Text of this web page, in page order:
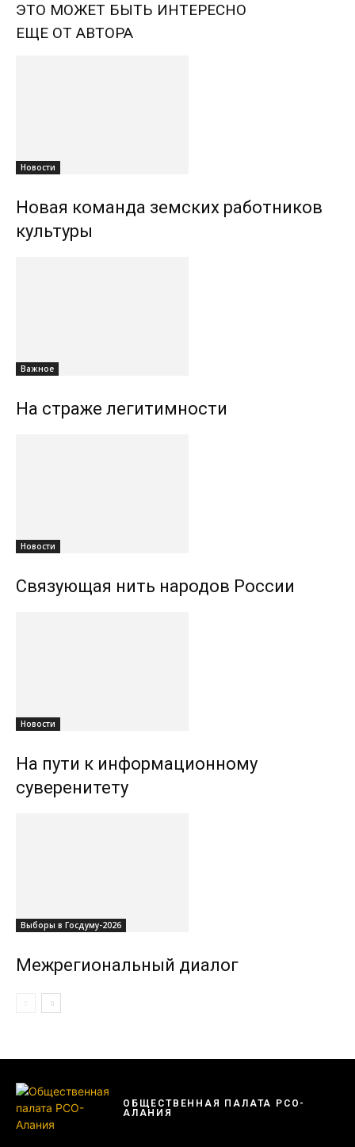
ЭТО МОЖЕТ БЫТЬ ИНТЕРЕСНО
ЕЩЕ ОТ АВТОРА
Новости
Новая команда земских работников
культуры
Важное
На страже легитимности
Новости
Связующая нить народов России
Новости
На пути к информационному
суверенитету
Выборы в Госдуму-2026
Межрегиональный диалог
ОБЩЕСТВЕННАЯ ПАЛАТА РСО-
АЛАНИЯ